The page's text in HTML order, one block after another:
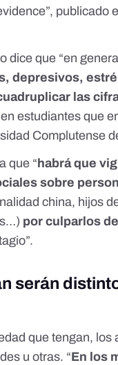
, publicado
dice que “en
depresivos,
las
estudiantes que
Complutense
que “ habrá que
sobre
china, hijos
por culparlos
serán
que tengan, los
u otras. “En los